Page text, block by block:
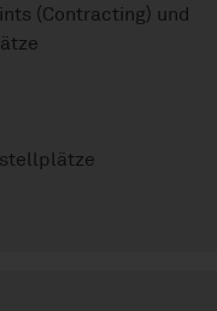
(Contracting) und